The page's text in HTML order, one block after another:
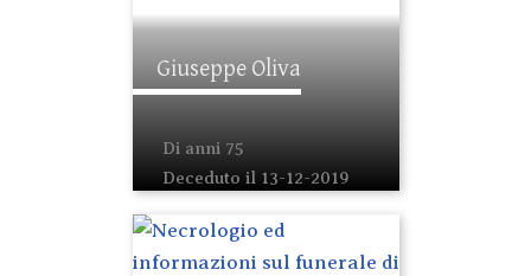
Giuseppe Oliva
Di anni 75
Deceduto il 13-12-2019